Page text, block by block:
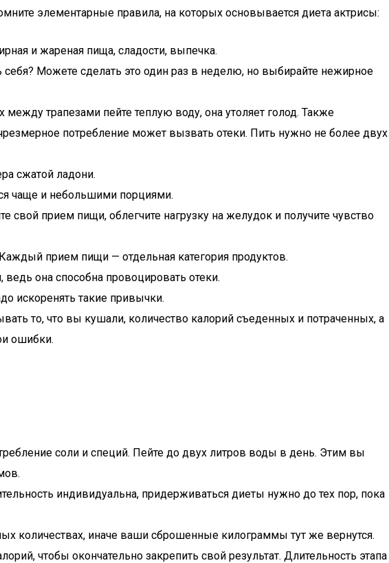
элементарные правила, на которых основывается диета актрисы:
и жареная пища, сладости, выпечка.
Можете сделать это один раз в неделю, но выбирайте нежирное
трапезами пейте теплую воду, она утоляет голод. Также
потребление может вызвать отеки. Пить нужно не более двух
сжатой ладони.
чаще и небольшими порциями.
прием пищи, облегчите нагрузку на желудок и получите чувство
прием пищи — отдельная категория продуктов.
она способна провоцировать отеки.
искоренять такие привычки.
то, что вы кушали, количество калорий съеденных и потраченных, а
ошибки.
соли и специй. Пейте до двух литров воды в день. Этим вы
индивидуальна, придерживаться диеты нужно до тех пор, пока
количествах, иначе ваши сброшенные килограммы тут же вернутся.
чтобы окончательно закрепить свой результат. Длительность этапа